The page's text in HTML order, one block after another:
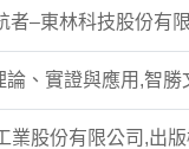
–東林科技股份有
、實證與應用,智勝
股份有限公司,出